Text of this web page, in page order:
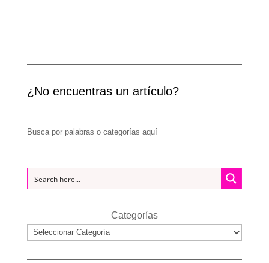
¿No encuentras un artículo?
Busca por palabras o categorías aquí
Categorías